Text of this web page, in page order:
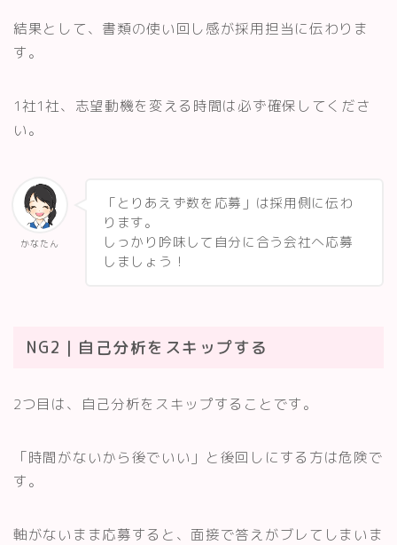
結果として、書類の使い回し感が採用担当に伝わりま
す。
1社1社、志望動機を変える時間は必ず確保してくださ
い。
かなたん
「とりあえず数を応募」は採用側に伝わ
ります。
しっかり吟味して自分に合う会社へ応募
しましょう！
NG2｜自己分析をスキップする
2つ目は、自己分析をスキップすることです。
「時間がないから後でいい」と後回しにする方は危険で
す。
軸がないまま応募すると、面接で答えがブレてしまいま